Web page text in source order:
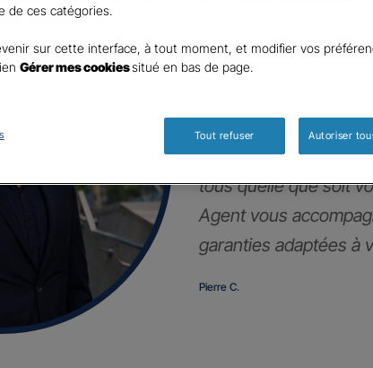
Parole
d’expert !
Notre contrat
tous quelle que soit
Agent vous
garanties adaptées à
Pierre C.
de ces catégories.
sur cette interface, à tout moment, et modifier vos
Gérer mes cookiessitué en bas de page.
Tout refuser Autoriser